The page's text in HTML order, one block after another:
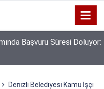
Başvuru Süresi Doluyor:
Denizli Belediyesi Kamu İşçi